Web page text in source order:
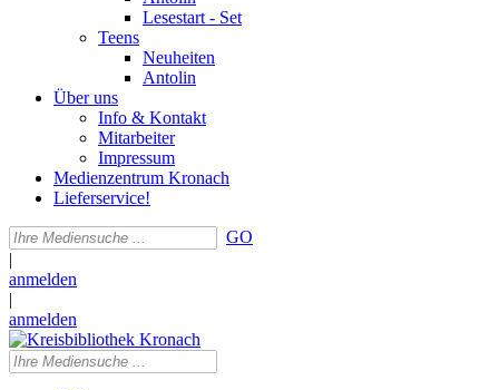
Lesestart - Set
Teens
Neuheiten
Antolin
Über uns
Info & Kontakt
Mitarbeiter
Impressum
Medienzentrum Kronach
Lieferservice!
GO
|
anmelden
|
anmelden